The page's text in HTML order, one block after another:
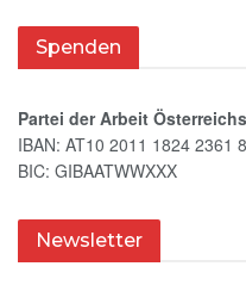
Spenden
Partei der Arbeit Österreichs
IBAN: AT10 2011 1824 2361
BIC: GIBAATWWXXX
Newsletter